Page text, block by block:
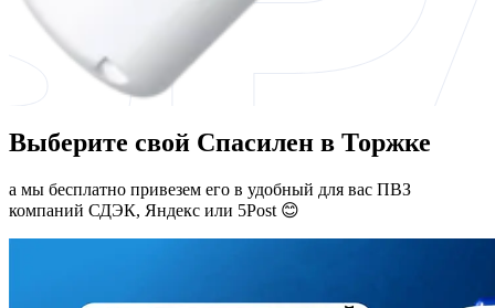
Выберите свой Спасилен в Торжке
а мы бесплатно привезем его в удобный для вас ПВЗ
компаний СДЭК, Яндекс или 5Post 😊